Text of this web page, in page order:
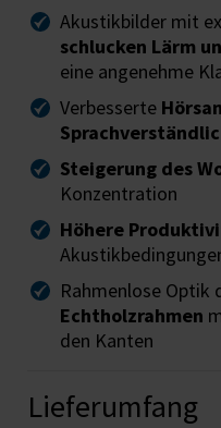
Akustikbilder mit
schlucken Lärm
eine angenehme
Verbesserte
Steigerung des
Konzentration
Höhere
Rahmenlose Optik
Echtholzrahmen
den Kanten
Lieferumfang